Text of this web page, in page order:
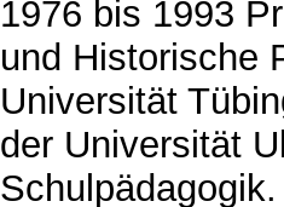
1976 bis 1993
und Historische
Universität
der Universität